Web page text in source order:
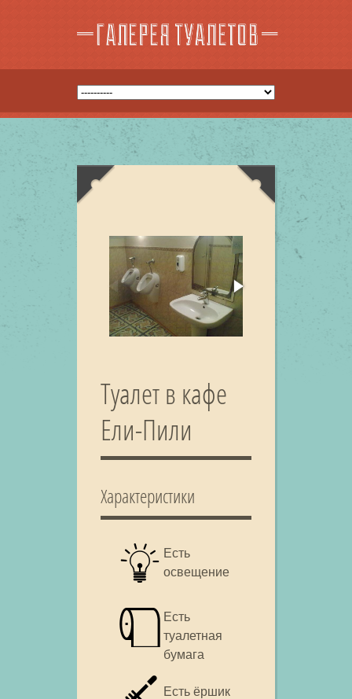
Туалет в кафе
Ели-Пили
Характеристики
Есть
освещение
Есть
туалетная
бумага
Есть ёршик